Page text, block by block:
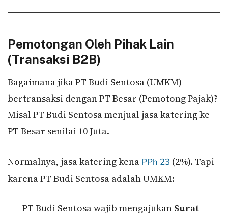
Pemotongan Oleh Pihak Lain
(Transaksi B2B)
Bagaimana jika PT Budi Sentosa (UMKM)
bertransaksi dengan PT Besar (Pemotong Pajak)?
Misal PT Budi Sentosa menjual jasa katering ke
PT Besar senilai 10 Juta.
Normalnya, jasa katering kena PPh 23 (2%). Tapi
karena PT Budi Sentosa adalah UMKM:
PT Budi Sentosa wajib mengajukan Surat